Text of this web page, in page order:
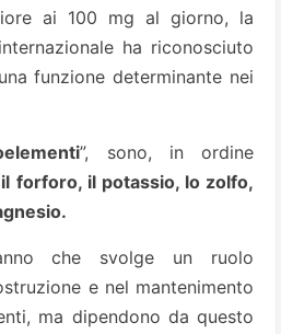
ai 100 mg al giorno, la
ha riconosciuto
funzione determinante nei
”, sono, in ordine
forforo, il potassio, lo zolfo,
che svolge un ruolo
e nel mantenimento
ma dipendono da questo